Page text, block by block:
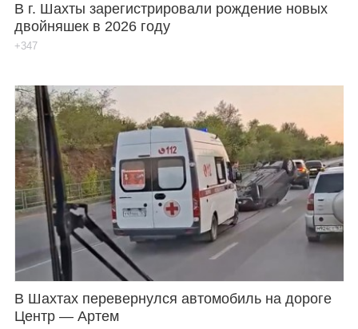
В г. Шахты зарегистрировали рождение новых
двойняшек в 2026 году
+347
В Шахтах перевернулся автомобиль на дороге
Центр — Артем